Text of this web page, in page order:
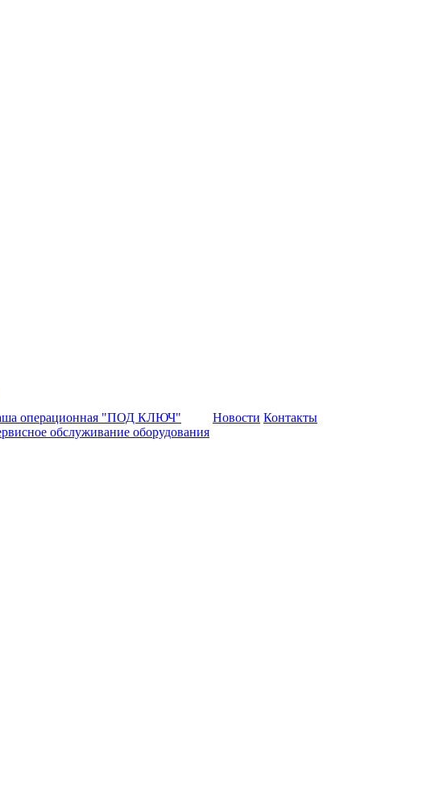
операционная "ПОД КЛЮЧ"
обслуживание оборудования
Новости Контакты